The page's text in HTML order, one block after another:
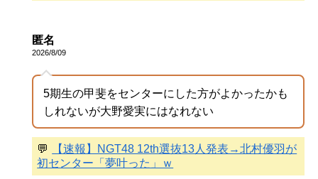
匿名
2026/8/09
5期生の甲斐をセンターにした方がよかったかも
しれないが大野愛実にはなれない
💬
【速報】NGT48 12th選抜13人発表→北村優羽が
初センター「夢叶った」ｗ